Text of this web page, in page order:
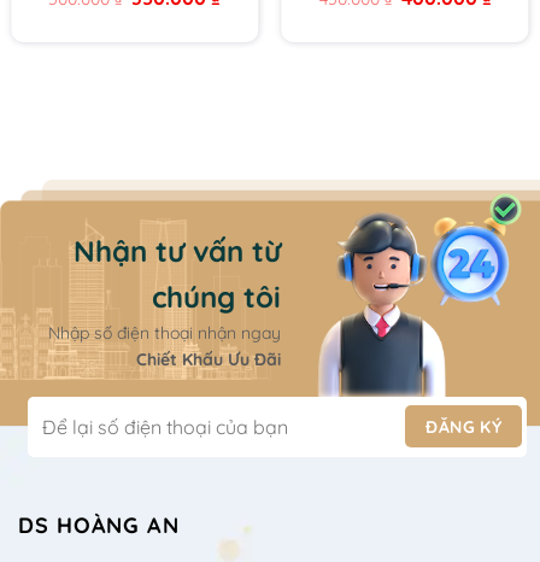
price price price
Nhận tư vấn từ
chúng tôi
Nhập số điện thoại nhận ngay
Chiết Khấu Ưu Đãi
DS HOÀNG AN